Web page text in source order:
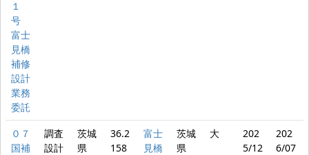
１
号
富士
見橋
補修
設計
業務
委託
０７
国補
調査
設計
茨城
県
36.2
158
富士
見橋
茨城
県
大
202
5/12
202
6/07